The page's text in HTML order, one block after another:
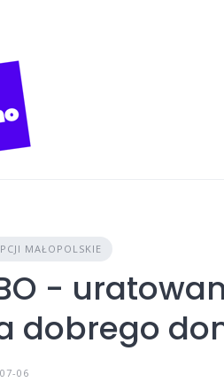
MAŁOPOLSKIE
-
dobrego
06